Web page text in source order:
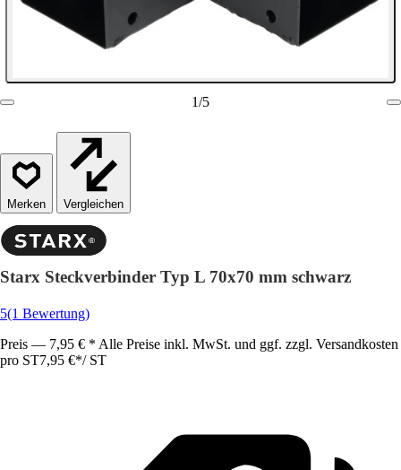
1/5
Vergleichen
Starx Steckverbinder Typ L 70x70 mm schwarz
5(1 Bewertung)
Preis — 7,95 € * Alle Preise inkl. MwSt. und ggf. zzgl. Versandkosten
pro ST7,95 €*/ ST